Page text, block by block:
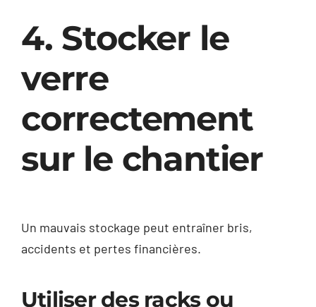
4. Stocker le
verre
correctement
sur le chantier
Un mauvais stockage peut entraîner bris,
accidents et pertes financières.
Utiliser des racks ou